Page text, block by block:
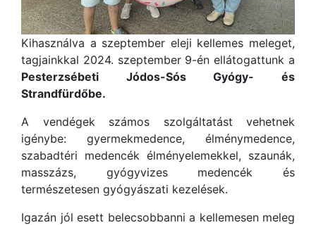
Kihasználva a szeptember eleji kellemes meleget,
tagjainkkal 2024. szeptember 9-én ellátogattunk a
Pesterzsébeti Jódos-Sós Gyógy- és
Strandfürdőbe.
A vendégek számos szolgáltatást vehetnek
igénybe: gyermekmedence, élménymedence,
szabadtéri medencék élményelemekkel, szaunák,
masszázs, gyógyvizes medencék és
természetesen gyógyászati kezelések.
Igazán jól esett belecsobbanni a kellemesen meleg